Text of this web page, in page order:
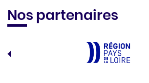
Nos partenaires